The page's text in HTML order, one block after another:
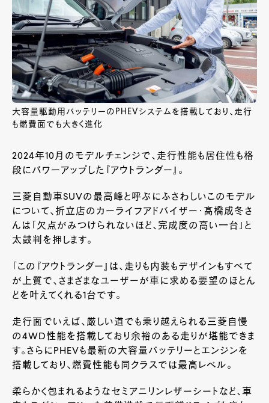
大容量駆動用バッテリーのPHEVシステムを搭載しており、走行
も燃費面でも大きく進化
2024年10月のモデルチェンジで、走行性能も居住性も格
段にパワーアップした『アウトランダー』。
三菱自動車SUVの最高峰と呼ぶにふさわしいこのモデル
について、折立店のカーライフアドバイザー・髙橋成冬さ
んは「欠点がみつけられないほど、完成度の高い一台」と
太鼓判を押します。
「この『アウトランダー』は、走りも内装もデザインもすべて
が上質で、さまざまなユーザーが車に求める要望のほとん
どを叶えてくれる1台です。
走行面でいえば、厳しい道でも乗り越えられる三菱自慢
の4WD性能を搭載しており余裕のある走りが堪能できま
す。さらにPHEVも最新の大容量バッテリーとエンジンを
搭載しており、燃費性能も同クラスでは最高レベル。
柔らかく包まれるようなセミアニリンレザーシートなど、車